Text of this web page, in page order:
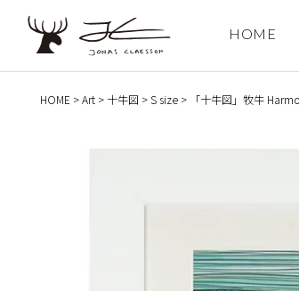
HOME
HOME Art 十牛図 S size 「十牛図」牧牛